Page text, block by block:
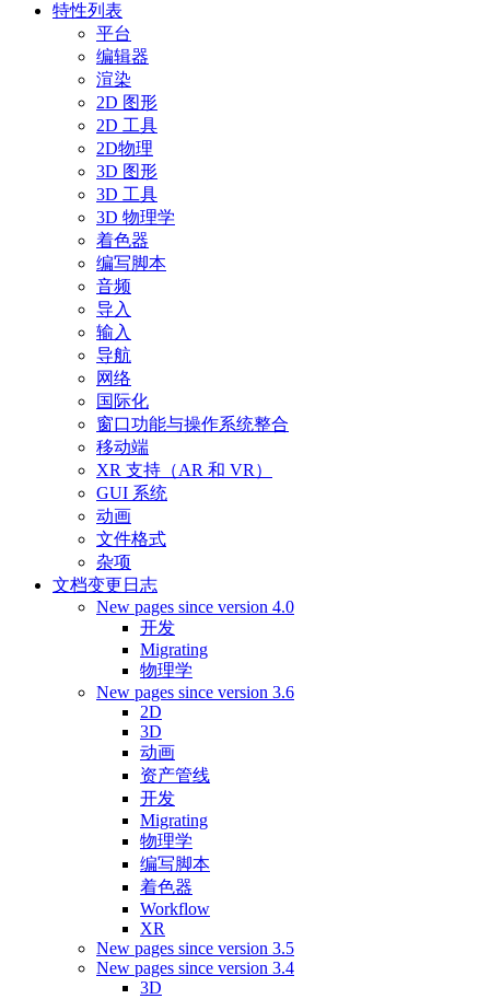
特性列表
平台
编辑器
渲染
2D 图形
2D 工具
2D物理
3D 图形
3D 工具
3D 物理学
着色器
编写脚本
音频
导入
输入
导航
网络
国际化
窗口功能与操作系统整合
移动端
XR 支持（AR 和 VR）
GUI 系统
动画
文件格式
杂项
文档变更日志
New pages since version 4.0
开发
Migrating
物理学
New pages since version 3.6
2D
3D
动画
资产管线
开发
Migrating
物理学
编写脚本
着色器
Workflow
XR
New pages since version 3.5
New pages since version 3.4
3D